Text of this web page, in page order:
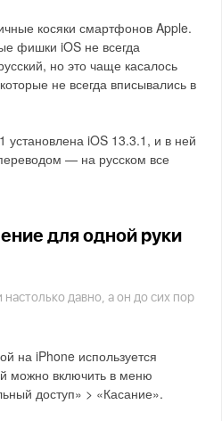
косяки смартфонов Apple.
фишки iOS не всегда
но это чаще касалось
не всегда вписывались в
iOS 13.3.1, и в ней
— на русском все
для одной руки
давно, а он до сих пор
на iPhone используется
можно включить в меню
доступ» > «Касание».